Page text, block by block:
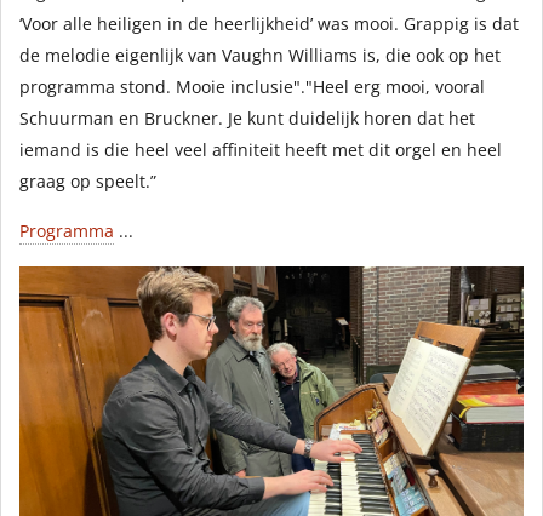
‘Voor alle heiligen in de heerlijkheid’ was mooi. Grappig is dat
de melodie eigenlijk van Vaughn Williams is, die ook op het
programma stond. Mooie inclusie"."Heel erg mooi, vooral
Schuurman en Bruckner. Je kunt duidelijk horen dat het
iemand is die heel veel affiniteit heeft met dit orgel en heel
graag op speelt.”
Programma ...